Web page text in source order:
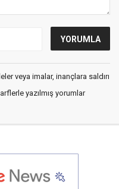
veya imalar, inançlara saldırı
yazılmış yorumlar